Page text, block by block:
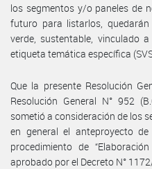
los segmentos y/o paneles de
futuro para listarlos,
verde, sustentable, vinculado
etiqueta temática específica
Que la presente Resolución
Resolución General N° 952
sometió a consideración de los
en general el anteproyecto
procedimiento de
aprobado por el Decreto N°